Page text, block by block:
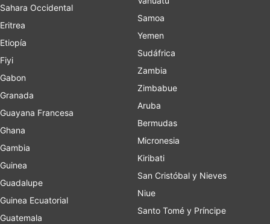
Sahara Occidental
Eritrea
Etiopía
Fiyi
Gabon
Granada
Guayana Francesa
Ghana
Gambia
Guinea
Guadalupe
Guinea Ecuatorial
Guatemala
Samoa
Yemen
Sudáfrica
Zambia
Zimbabue
Aruba
Bermudas
Micronesia
Kiribati
San Cristóbal y Nieves
Niue
Santo Tomé y Príncipe